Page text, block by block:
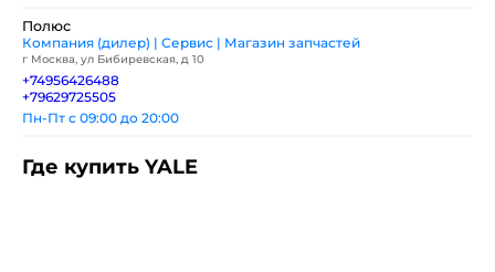
Полюс
Компания (дилер) | Сервис | Магазин запчастей
г Москва, ул Бибиревская, д 10
+74956426488
+79629725505
Пн-Пт с 09:00 до 20:00
Где купить YALE